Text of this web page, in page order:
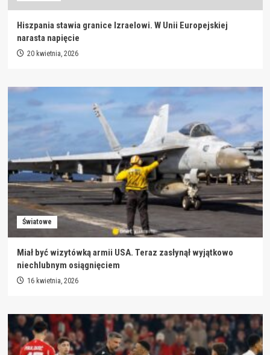
Hiszpania stawia granice Izraelowi. W Unii Europejskiej
narasta napięcie
20 kwietnia, 2026
Światowe
Miał być wizytówką armii USA. Teraz zasłynął wyjątkowo
niechlubnym osiągnięciem
16 kwietnia, 2026